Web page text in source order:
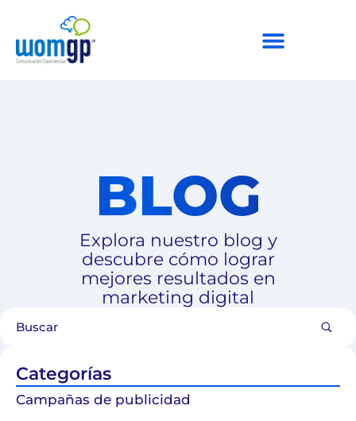
BLOG
Explora nuestro blog y
descubre cómo lograr
mejores resultados en
marketing digital
Categorías
Campañas de publicidad